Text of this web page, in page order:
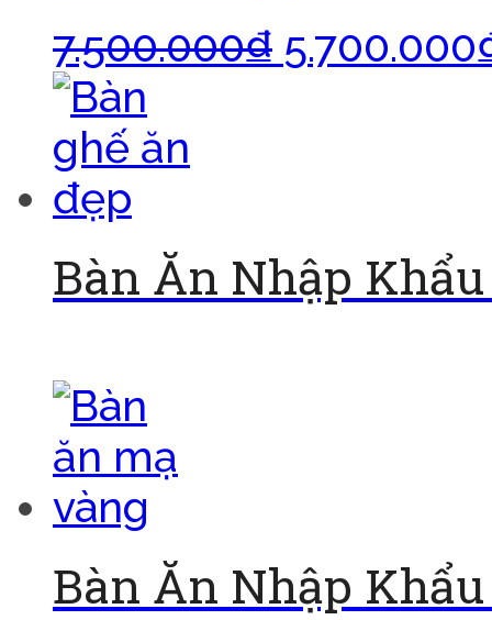
7.500.000₫ 5.700.000
Bàn Ăn Nhập
Bàn Ăn Nhập Khẩu